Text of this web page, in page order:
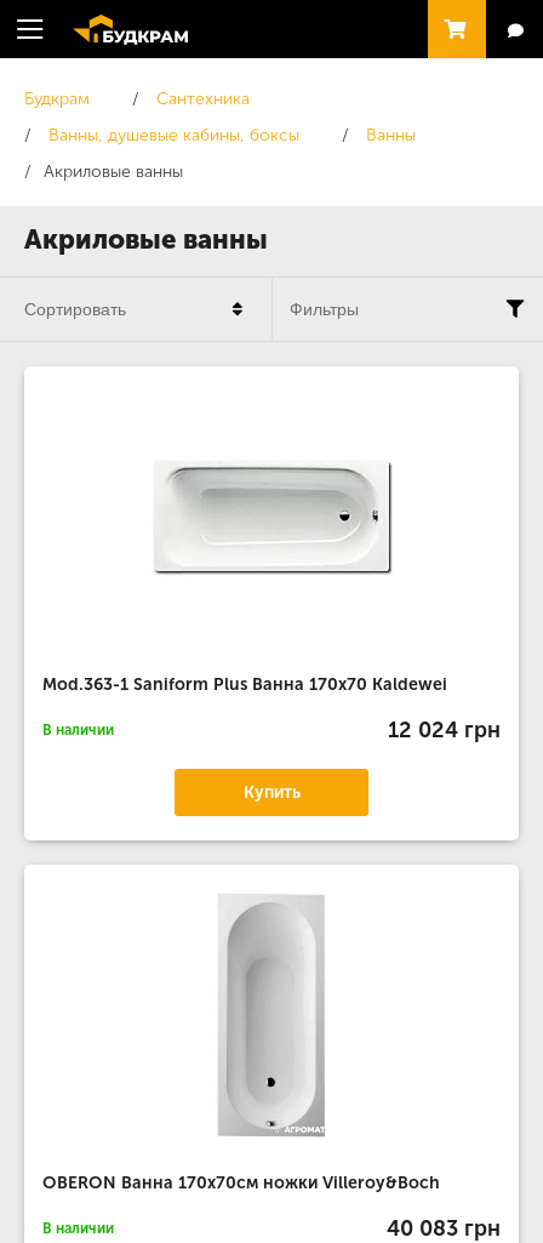
Акриловые ванны
Будкрам
Сантехника
Ванны, душевые кабины, боксы
Ванны
Акриловые ванны
Mod.363-1 Saniform Plus Ванна 170х70 Kaldewei
В наличии 12 024 грн
Купить
OBERON Ванна 170х70см ножки Villeroy&Boch
В наличии 40 083 грн
Сортировать Фильтры